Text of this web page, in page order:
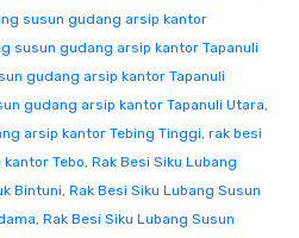
susun gudang arsip kantor
susun gudang arsip kantor Tapanuli
gudang arsip kantor Tapanuli
gudang arsip kantor Tapanuli Utara,
arsip kantor Tebing Tinggi, rak besi
Tebo, Rak Besi Siku Lubang
Bintuni, Rak Besi Siku Lubang Susun
, Rak Besi Siku Lubang Susun